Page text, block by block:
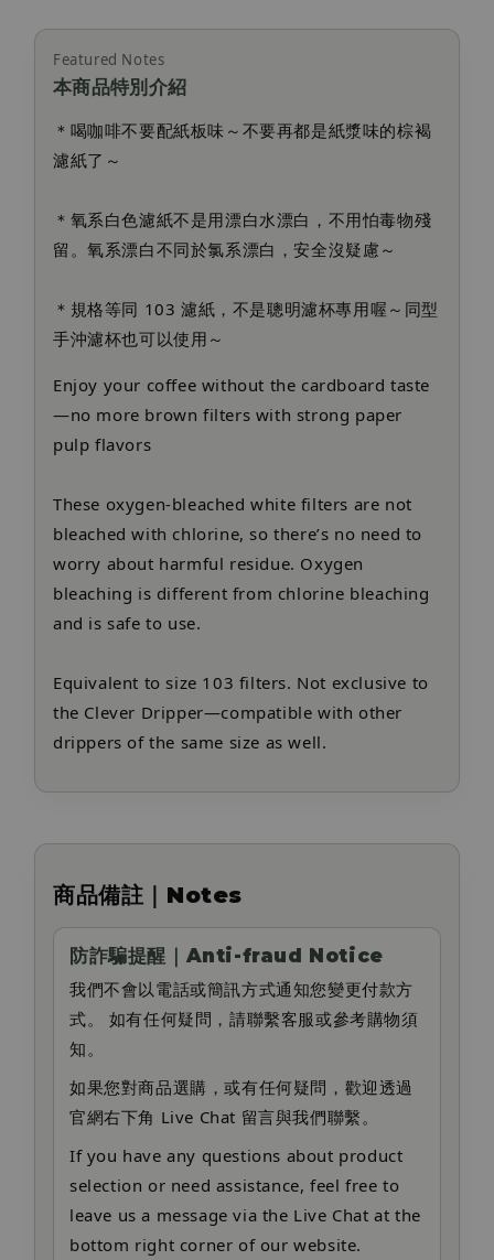
Featured Notes
本商品特別介紹
＊喝咖啡不要配紙板味～不要再都是紙漿味的棕褐
濾紙了～
＊氧系白色濾紙不是用漂白水漂白，不用怕毒物殘
留。氧系漂白不同於氯系漂白，安全沒疑慮～
＊規格等同 103 濾紙，不是聰明濾杯專用喔～同型
手沖濾杯也可以使用～
Enjoy your coffee without the cardboard taste
—no more brown filters with strong paper
pulp flavors
These oxygen-bleached white filters are not
bleached with chlorine, so there’s no need to
worry about harmful residue. Oxygen
bleaching is different from chlorine bleaching
and is safe to use.
Equivalent to size 103 filters. Not exclusive to
the Clever Dripper—compatible with other
drippers of the same size as well.
商品備註｜Notes
防詐騙提醒｜Anti-fraud Notice
我們不會以電話或簡訊方式通知您變更付款方
式。 如有任何疑問，請聯繫客服或參考購物須
知。
如果您對商品選購，或有任何疑問，歡迎透過
官網右下角 Live Chat 留言與我們聯繫。
If you have any questions about product
selection or need assistance, feel free to
leave us a message via the Live Chat at the
bottom right corner of our website.